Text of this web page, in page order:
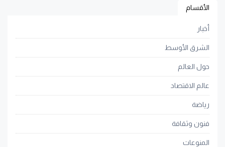
الأقسام
أخبار
الشرق الأوسط
حول العالم
عالم الاقتصاد
رياضة
فنون وثقافة
المنوعات